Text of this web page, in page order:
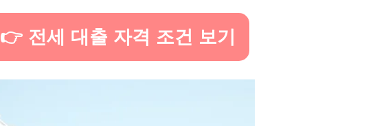
👉 전세 대출 자격 조건 보기